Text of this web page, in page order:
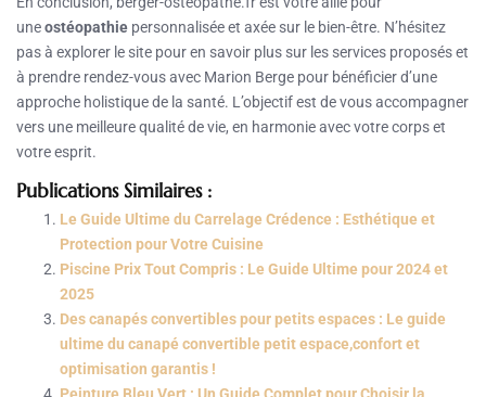
uneostéopathie personnalisée et axée sur le bien-être. N’hésitez
pas à explorer le site pour en savoir plus sur les services proposés et
à prendre rendez-vous avec Marion Berge pour bénéficier d’une
approche holistique de la santé. L’objectif est de vous accompagner
vers une meilleure qualité de vie, en harmonie avec votre corps et
votre esprit.
Publications Similaires :
Le Guide Ultime du Carrelage Crédence : Esthétique et
Protection pour Votre Cuisine
Piscine Prix Tout Compris : Le Guide Ultime pour 2024 et
2025
Des canapés convertibles pour petits espaces : Le guide
ultime du canapé convertible petit espace,confort et
optimisation garantis !
Peinture Bleu Vert : Un Guide Complet pour Choisir la